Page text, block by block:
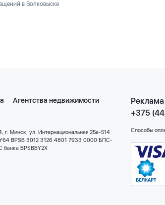
в Волковыске
Агентства недвижимости
г. Минск, ул. Интернациональная 25а-514
BPSB 3012 3126 4801 7933 0000 БПС-
банка BPSBBY2X
+375
Способы